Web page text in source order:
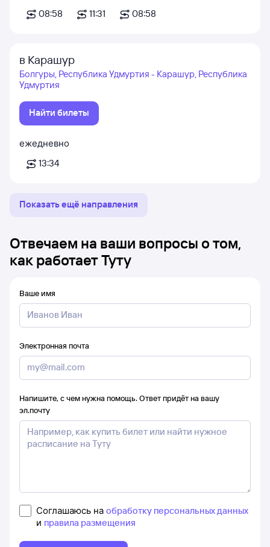
08:58
11:31
08:58
в Карашур
Болгуры, Республика Удмуртия - Карашур, Республика
Удмуртия
Найти билеты
ежедневно
13:34
Показать ещё направления
Отвечаем на ваши вопросы о том,
как работает Туту
Ваше имя
Электронная почта
Напишите, с чем нужна помощь. Ответ придёт на вашу
эл.почту
Соглашаюсь на обработку персональных данных
и правила размещения